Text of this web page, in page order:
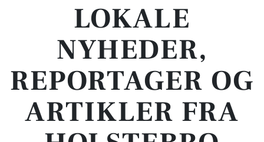
LOKALE
NYHEDER,
REPORTAGER OG
ARTIKLER FRA